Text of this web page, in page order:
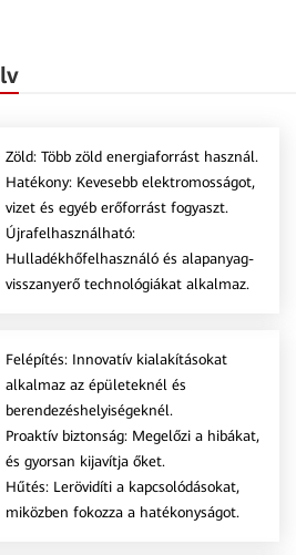
Zöld: Több zöld energiaforrást használ.
Hatékony: Kevesebb elektromosságot,
vizet és egyéb erőforrást fogyaszt.
Újrafelhasználható:
Hulladékhőfelhasználó és alapanyag-
visszanyerő technológiákat alkalmaz.
Felépítés: Innovatív kialakításokat
alkalmaz az épületeknél és
berendezéshelyiségeknél.
Proaktív biztonság: Megelőzi a hibákat,
és gyorsan kijavítja őket.
Hűtés: Lerövidíti a kapcsolódásokat,
miközben fokozza a hatékonyságot.